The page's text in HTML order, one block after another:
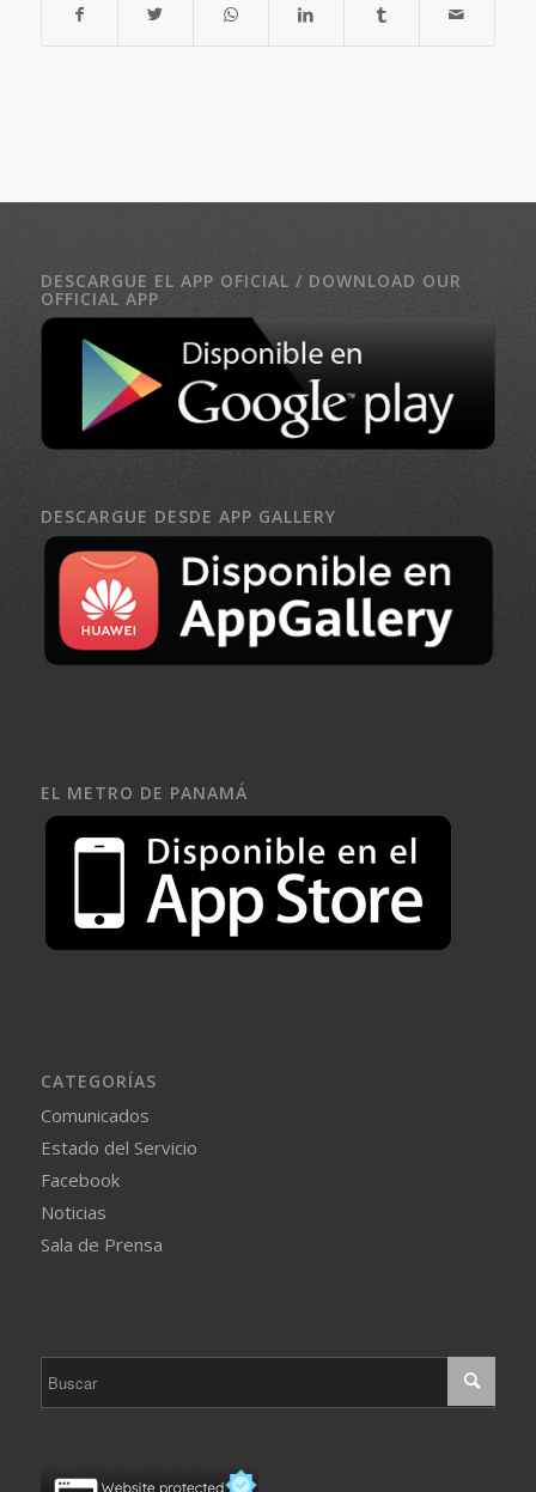
DESCARGUE EL APP OFICIAL / DOWNLOAD OUR
OFFICIAL APP
DESCARGUE DESDE APP GALLERY
EL METRO DE PANAMÁ
CATEGORÍAS
Comunicados
Estado del Servicio
Facebook
Noticias
Sala de Prensa